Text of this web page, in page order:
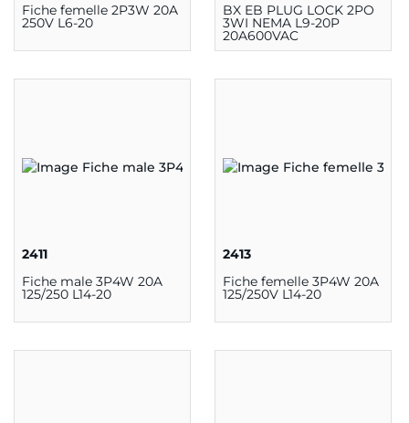
Fiche femelle 2P3W 20A
250V L6-20
BX EB PLUG LOCK 2PO
3WI NEMA L9-20P
20A600VAC
2411
Fiche male 3P4W 20A
125/250 L14-20
2413
Fiche femelle 3P4W 20A
125/250V L14-20